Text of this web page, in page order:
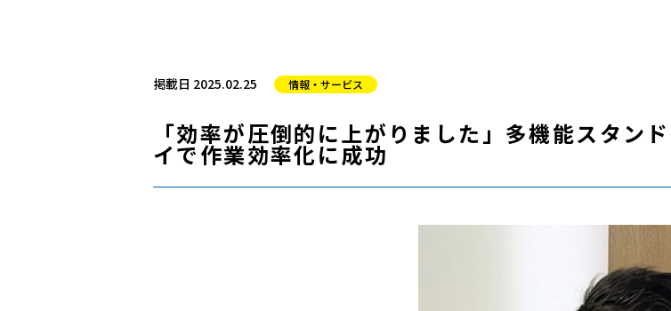
掲載日 2025.02.25 情報・サービス
「効率が圧倒的に上がりました」多機能スタン
イで作業効率化に成功